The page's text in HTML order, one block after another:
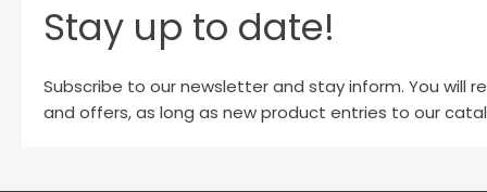
Stay up to date!
Subscribe to our newsletter and stay inform. You will
and offers, as long as new product entries to our